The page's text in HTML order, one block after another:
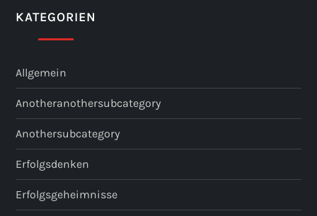
KATEGORIEN
Allgemein
Anotheranothersubcategory
Anothersubcategory
Erfolgsdenken
Erfolgsgeheimnisse